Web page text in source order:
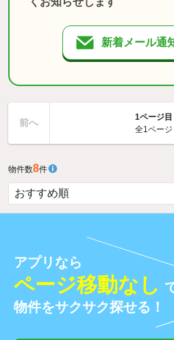
新着メール通
前へ
1ページ目
全1ページ
物件数8件
アプリなら
ページ移動なし
物件をサクサク探せる！